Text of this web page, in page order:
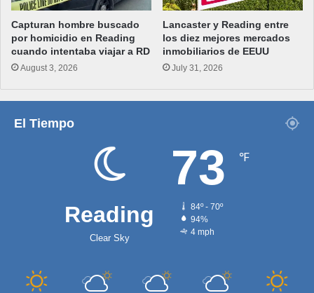
Capturan hombre buscado
por homicidio en Reading
cuando intentaba viajar a RD
August 3, 2026
Lancaster y Reading entre
los diez mejores mercados
inmobiliarios de EEUU
July 31, 2026
El Tiempo
Reading
Clear Sky
73 ℉
84º - 70º
94%
4 mph